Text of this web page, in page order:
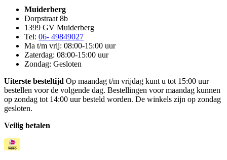
Muiderberg
Dorpstraat 8b
1399 GV Muiderberg
Tel: 06- 49849027
Ma t/m vrij: 08:00-15:00 uur
Zaterdag: 08:00-15:00 uur
Zondag: Gesloten
Uiterste besteltijd Op maandag t/m vrijdag kunt u tot 15:00 uur
bestellen voor de volgende dag. Bestellingen voor maandag kunnen
op zondag tot 14:00 uur besteld worden. De winkels zijn op zondag
gesloten.
Veilig betalen